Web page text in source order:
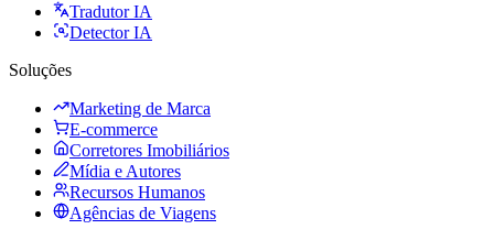
Tradutor IA
Detector IA
Soluções
Marketing de Marca
E-commerce
Corretores Imobiliários
Mídia e Autores
Recursos Humanos
Agências de Viagens